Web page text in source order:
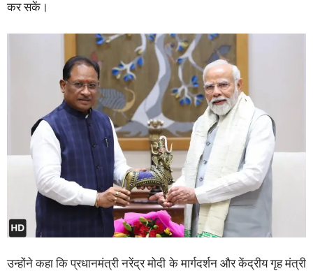
कर सकें।
उन्होंने कहा कि प्रधानमंत्री नरेंद्र मोदी के मार्गदर्शन और केंद्रीय गृह मंत्री